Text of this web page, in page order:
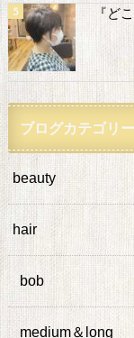
『ど
ブログカテゴリー
beauty
hair
bob
medium＆long